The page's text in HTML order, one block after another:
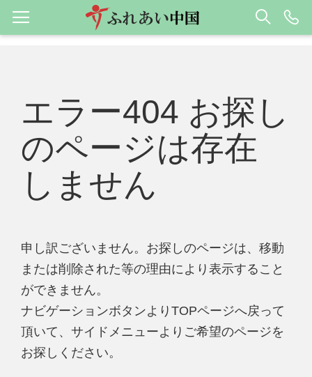
エラー404 お探し
のページは存在
しません
申し訳ございません。お探しのページは、移動
または削除された等の理由により表示すること
ができません。
ナビゲーションボタンよりTOPページへ戻って
頂いて、サイドメニューよりご希望のページを
お探しください。